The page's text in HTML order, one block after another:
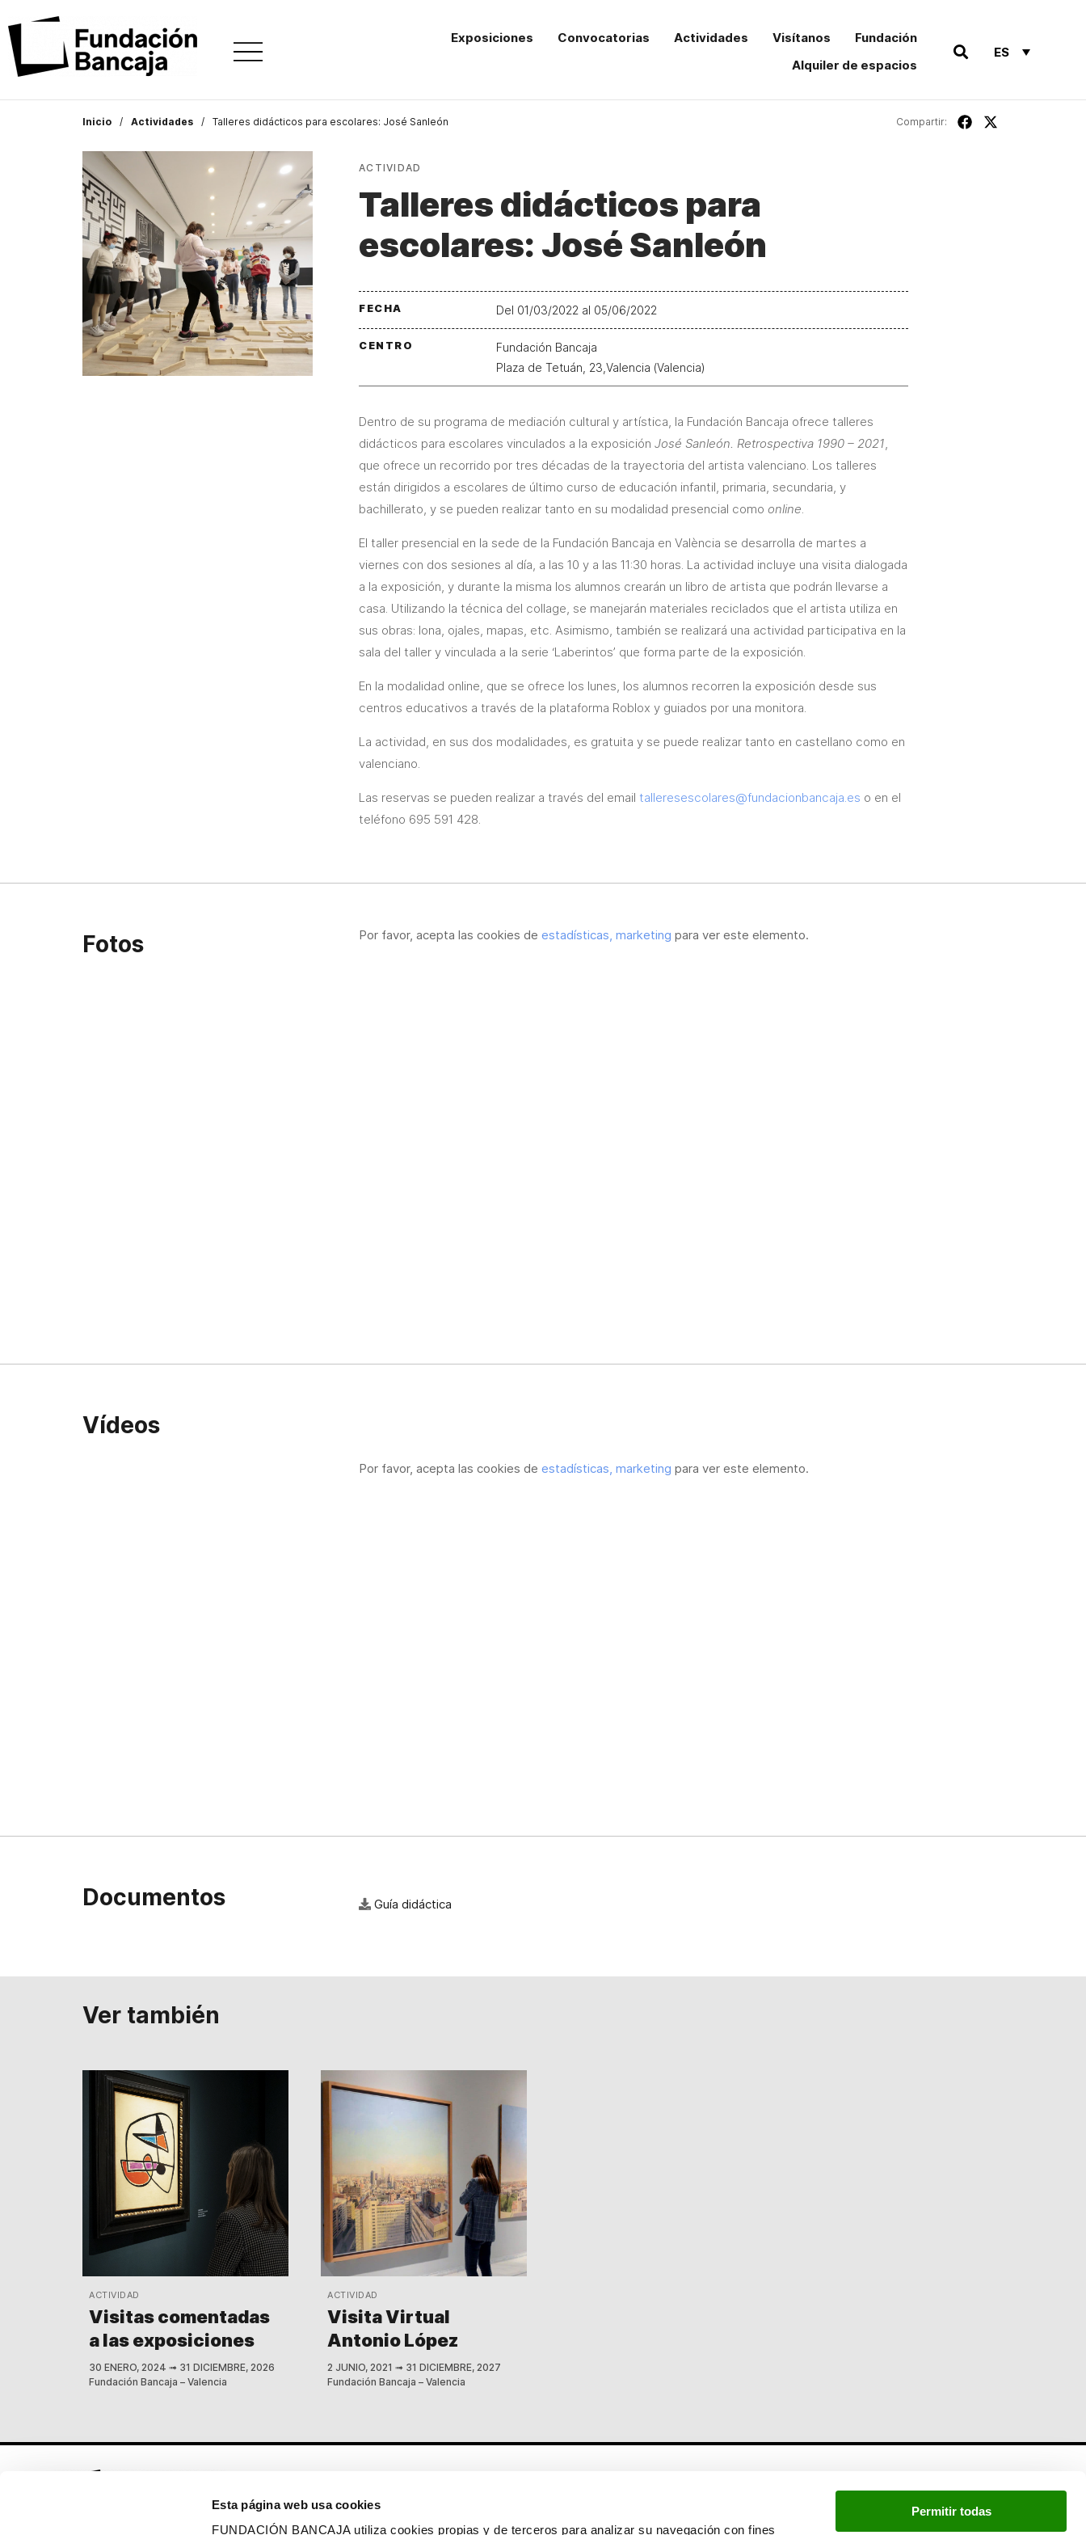
Esta página web usa cookies
FUNDACIÓN BANCAJA utiliza cookies propias y de terceros para analizar su navegación con fines
Permitir todas
Exposiciones Convocatorias Actividades Visítanos
Fundación
Alquiler de espacios
ES
Inicio Actividades Talleres didácticos para escolares: José Sanleón Compartir:
ACTIVIDAD
Talleres didácticos para
escolares: José Sanleón
FECHA Del 01/03/2022 al 05/06/2022
CENTRO
Fundación Bancaja
Plaza de Tetuán, 23,Valencia (Valencia)
Dentro de su programa de mediación cultural y artística, la Fundación Bancaja ofrece talleres
didácticos para escolares vinculados a la exposición José Sanleón. Retrospectiva 1990 – 2021,
que ofrece un recorrido por tres décadas de la trayectoria del artista valenciano. Los talleres
están dirigidos a escolares de último curso de educación infantil, primaria, secundaria, y
bachillerato, y se pueden realizar tanto en su modalidad presencial como online.
El taller presencial en la sede de la Fundación Bancaja en València se desarrolla de martes a
viernes con dos sesiones al día, a las 10 y a las 11:30 horas. La actividad incluye una visita dialogada
a la exposición, y durante la misma los alumnos crearán un libro de artista que podrán llevarse a
casa. Utilizando la técnica del collage, se manejarán materiales reciclados que el artista utiliza en
sus obras: lona, ojales, mapas, etc. Asimismo, también se realizará una actividad participativa en la
sala del taller y vinculada a la serie ‘Laberintos’ que forma parte de la exposición.
En la modalidad online, que se ofrece los lunes, los alumnos recorren la exposición desde sus
centros educativos a través de la plataforma Roblox y guiados por una monitora.
La actividad, en sus dos modalidades, es gratuita y se puede realizar tanto en castellano como en
valenciano.
Las reservas se pueden realizar a través del email talleresescolares@fundacionbancaja.es o en el
teléfono 695 591 428.
Fotos Por favor, acepta las cookies de estadísticas, marketing para ver este elemento.
Vídeos
Por favor, acepta las cookies de estadísticas, marketing para ver este elemento.
Documentos Guía didáctica
Ver también
ACTIVIDAD
Visitas comentadas
a las exposiciones
30 ENERO, 2024 ➟ 31 DICIEMBRE, 2026
Fundación Bancaja – Valencia
ACTIVIDAD
Visita Virtual
Antonio López
2 JUNIO, 2021 ➟ 31 DICIEMBRE, 2027
Fundación Bancaja – Valencia
Si quieres estar a la última, inscríbete a nuestra